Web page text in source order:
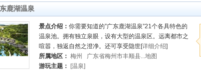
鹿湖温泉
景点介绍： 你需要知道的”广东鹿湖温泉”21个各具特色的
温泉池。拥有独立泉眼，设有大型的温泉区。远离都市之
喧嚣，独返自然之澄净。还可享受隐世[详细介绍]
所属地区： 梅州
广东省梅州市丰顺县...地图
游玩主题：
[温泉]